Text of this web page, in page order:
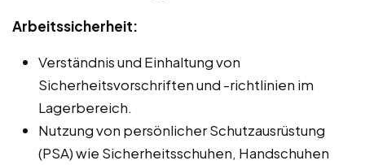
Arbeitssicherheit:
Verständnis und Einhaltung von
Sicherheitsvorschriften und -richtlinien im
Lagerbereich.
Nutzung von persönlicher Schutzausrüstung
(PSA) wie Sicherheitsschuhen, Handschuhen